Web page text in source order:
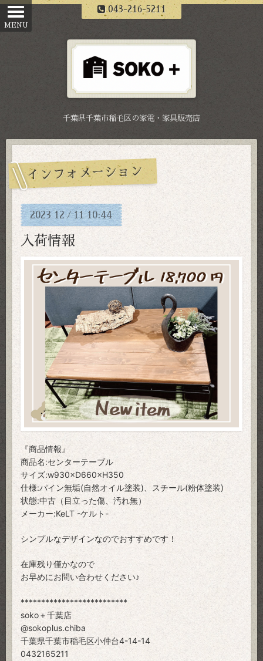
043-216-5211
千葉県千葉市稲毛区の家電・家具販売店
インフォメーション
2023 12/11 10:44
入荷情報
『商品情報』
商品名:センターテーブル
サイズ:w930×D660×H350
仕様:パイン無垢(自然オイル塗装)、スチール(粉体塗装)
状態:中古（目立った傷、汚れ無）
メーカー:KeLT -ケルト-
シンプルなデザインなのでおすすめです！
在庫残り僅かなので
お早めにお問い合わせください♪
**************************
soko＋千葉店
@sokoplus.chiba
千葉県千葉市稲毛区小仲台4-14-14
0432165211